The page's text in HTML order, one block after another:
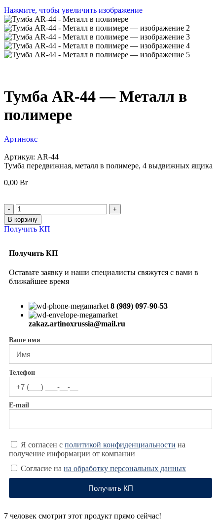
Нажмите, чтобы увеличить изображение
Тумба AR-44 — Металл в
полимере
Артинокс
Артикул: AR-44
Тумба передвижная, металл в полимере, 4 выдвижных ящика
0,00 Br
В корзину
Получить КП
Получить КП
Оставьте заявку и наши специалисты свяжутся с вами в
ближайшее время
8 (989) 097-90-53
zakaz.artinoxrussia@mail.ru
Ваше имя
Телефон
E-mail
Я согласен с политикой конфиденциальности на
получение информации от компании
Согласие на на обработку персональных данных
Получить КП
7 человек смотрит этот продукт прямо сейчас!